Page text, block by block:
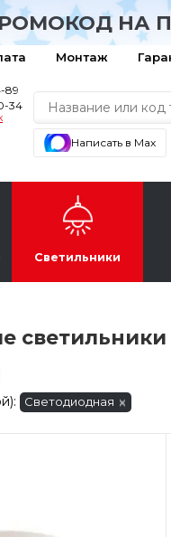
НА
Монтаж
89
34
Написать в Max
Светильники
светильники
Светодиодная